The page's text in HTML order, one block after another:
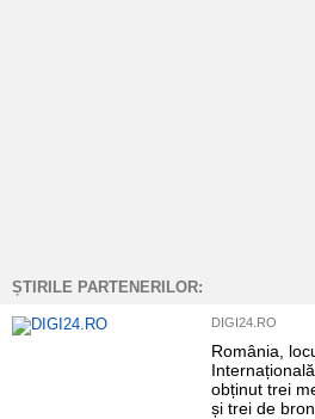
ȘTIRILE PARTENERILOR:
DIGI24.RO
România,
obținut trei
și trei de